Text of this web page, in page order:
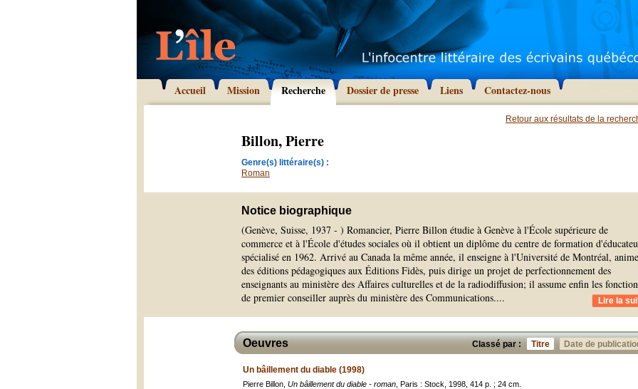
Accueil Mission Recherche Dossier de presse Liens Contactez-nous
Retour aux résultats de la
Billon, Pierre
Genre(s) littéraire(s) :
Roman
Notice biographique
(Genève, Suisse, 1937 - ) Romancier, Pierre Billon étudie à Genève à l'École supérieure de
commerce et à l'École d'études sociales où il obtient un diplôme du centre de formation
spécialisé en 1962. Arrivé au Canada la même année, il enseigne à l'Université de Montréal, anime
des éditions pédagogiques aux Éditions Fidès, puis dirige un projet de perfectionnement des
enseignants au ministère des Affaires culturelles et de la radiodiffusion; il assume enfin les
de premier conseiller auprès du ministère des Communications.... Lire la
Classé par : Titre Date de
Oeuvres
Un bâillement du diable (1998)
Pierre Billon, Un bâillement du diable - roman , Paris : Stock, 1998, 414 p. ; 24 cm.